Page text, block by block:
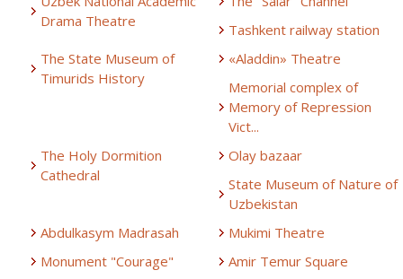
Drama Theatre
Tashkent railway station
The State Museum of
Timurids History
«Aladdin» Theatre
Memorial complex of
Memory of Repression
Vict...
The Holy Dormition
Cathedral
Olay bazaar
State Museum of Nature of
Uzbekistan
Abdulkasym Madrasah
Mukimi Theatre
Monument "Courage"
Amir Temur Square